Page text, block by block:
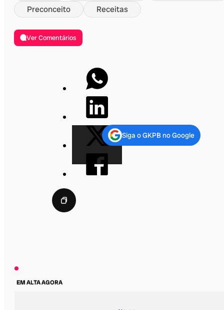
Preconceito
Receitas
Ver Comentários
Siga o GKPB no Google
EM ALTA AGORA